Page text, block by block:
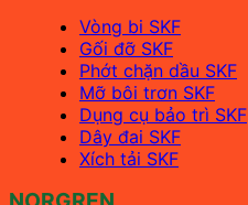
Vòng bi SKF
Gối đỡ SKF
Phớt chặn dầu SKF
Mỡ bôi trơn SKF
Dụng cụ bảo trì SKF
Dây đai SKF
Xích tải SKF